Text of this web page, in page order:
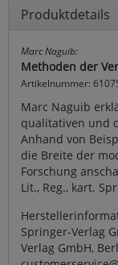
Produktdetails
Marc Naguib:
Methoden der
Artikelnummer:
Marc Naguib
qualitativen und
Anhand von
die Breite der
Forschung
Lit., Reg., kart.
Springer-Verlag
Verlag GmbH,